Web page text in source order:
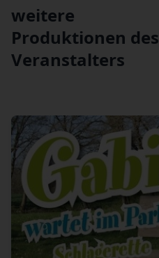
weitere
Produktionen des
Veranstalters